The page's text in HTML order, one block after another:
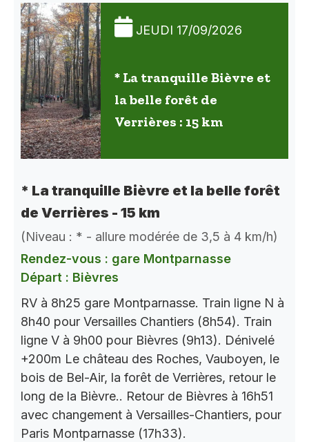
JEUDI 17/09/2026
* La tranquille Bièvre et
la belle forêt de
Verrières : 15 km
* La tranquille Bièvre et la belle forêt
de Verrières - 15 km
(Niveau : * - allure modérée de 3,5 à 4 km/h)
Rendez-vous : gare Montparnasse
Départ : Bièvres
RV à 8h25 gare Montparnasse. Train ligne N à
8h40 pour Versailles Chantiers (8h54). Train
ligne V à 9h00 pour Bièvres (9h13). Dénivelé
+200m Le château des Roches, Vauboyen, le
bois de Bel-Air, la forêt de Verrières, retour le
long de la Bièvre.. Retour de Bièvres à 16h51
avec changement à Versailles-Chantiers, pour
Paris Montparnasse (17h33).